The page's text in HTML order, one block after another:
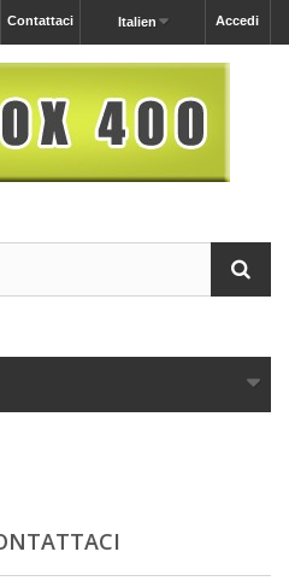
Accedi
Italien
Contattaci